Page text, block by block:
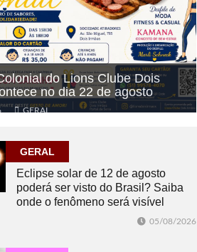
do Lions Clube Dois
no dia 22 de agosto
GERAL
GERAL
Eclipse solar de 12 de agosto
poderá ser visto do Brasil? Saiba
onde o fenômeno será visível
05/08/2026